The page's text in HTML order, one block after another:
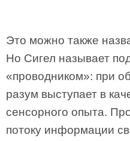
Это можно также
Но Сигел называет
«проводником»: при
разум выступает в
сенсорного опыта.
потоку информации